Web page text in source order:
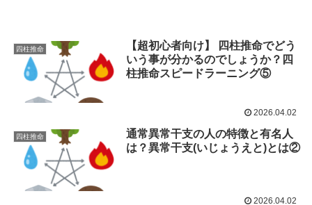
四柱推命
【超初心者向け】 四柱推命でどう
いう事が分かるのでしょうか？四
柱推命スピードラーニング⑤
2026.04.02
四柱推命
通常異常干支の人の特徴と有名人
は？異常干支(いじょうえと)とは②
2026.04.02